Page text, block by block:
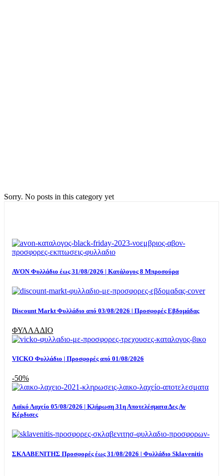
Sorry. No posts in this category yet
AVON Φυλλάδιο έως 31/08/2026 | Κατάλογος 8 Μπροσούρα
Discount Markt Φυλλάδιο από 03/08/2026 | Προσφορές Εβδομάδας
ΦΥΛΛΑΔΙΟ
VICKO Φυλλάδιο | Προσφορές από 01/08/2026
-50%
Λαϊκό Λαχείο 05/08/2026 | Κλήρωση 31η Αποτελέσματα Δες Αν
Κέρδισες
ΣΚΛΑΒΕΝΙΤΗΣ Προσφορές έως 31/08/2026 | Φυλλάδιο Sklavenitis